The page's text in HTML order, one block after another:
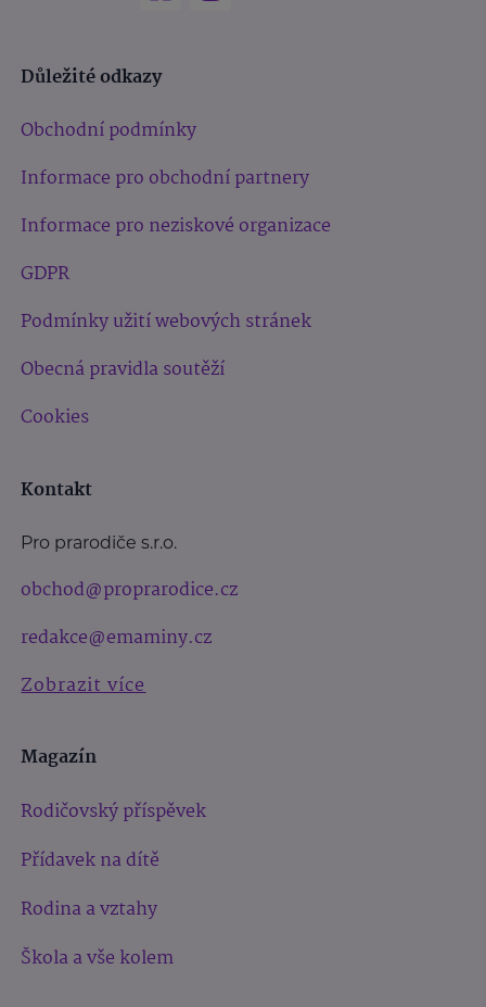
Důležité odkazy
Obchodní podmínky
Informace pro obchodní partnery
Informace pro neziskové organizace
GDPR
Podmínky užití webových stránek
Obecná pravidla soutěží
Cookies
Kontakt
Pro prarodiče s.r.o.
obchod@proprarodice.cz
redakce@emaminy.cz
Zobrazit více
Magazín
Rodičovský příspěvek
Přídavek na dítě
Rodina a vztahy
Škola a vše kolem